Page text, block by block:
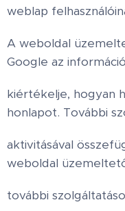
weblap
A weboldal
Google az
kiértékelje, hogyan
honlapot. További
aktivitásával
weboldal
további